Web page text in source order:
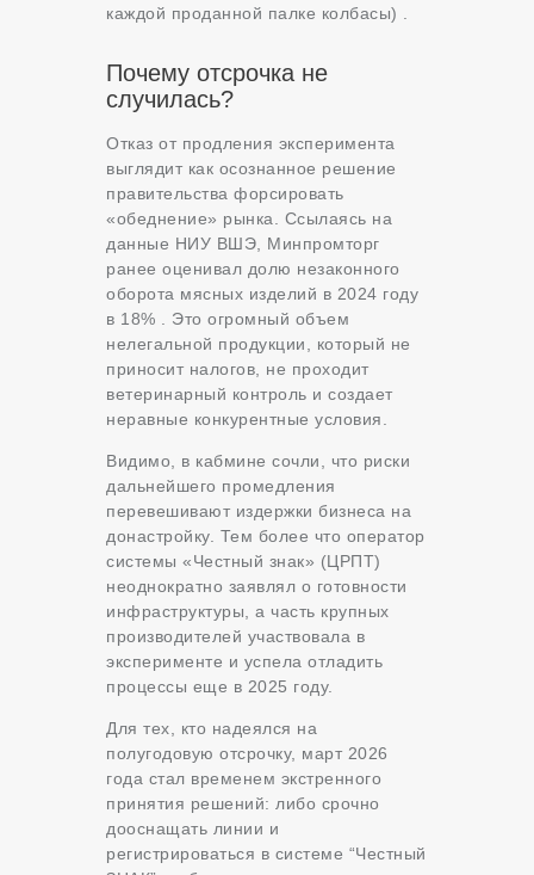
каждой проданной палке колбасы) .
Почему отсрочка не
случилась?
Отказ от продления эксперимента
выглядит как осознанное решение
правительства форсировать
«обеднение» рынка. Ссылаясь на
данные НИУ ВШЭ, Минпромторг
ранее оценивал долю незаконного
оборота мясных изделий в 2024 году
в 18% . Это огромный объем
нелегальной продукции, который не
приносит налогов, не проходит
ветеринарный контроль и создает
неравные конкурентные условия.
Видимо, в кабмине сочли, что риски
дальнейшего промедления
перевешивают издержки бизнеса на
донастройку. Тем более что оператор
системы «Честный знак» (ЦРПТ)
неоднократно заявлял о готовности
инфраструктуры, а часть крупных
производителей участвовала в
эксперименте и успела отладить
процессы еще в 2025 году.
Для тех, кто надеялся на
полугодовую отсрочку, март 2026
года стал временем экстренного
принятия решений: либо срочно
дооснащать линии и
регистрироваться в системе “Честный